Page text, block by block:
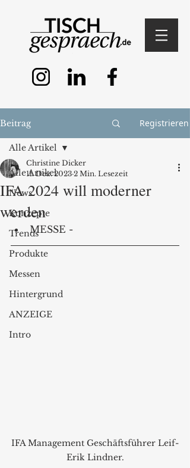
Beitrag Registrieren
Alle Artikel
News
Konzepte
Trends
Produkte
Messen
Hintergrund
ANZEIGE
Intro
Alle Artikel
IFA 2024 will moderner
werden
Christine Dicker
11. Dez. 2023 2 Min. Lesezeit
MESSE -
IFA Management Geschäftsführer Leif-
Erik Lindner.